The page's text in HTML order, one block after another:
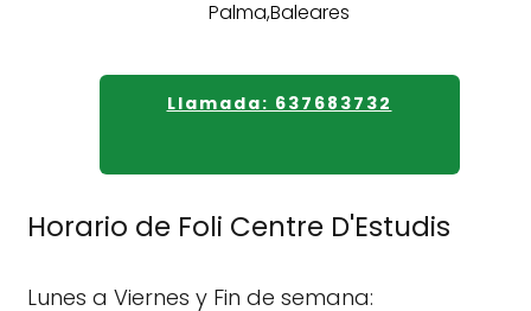
Llamada: 637683732
Horario de Foli Centre D'Estudis
Lunes a Viernes y Fin de semana: